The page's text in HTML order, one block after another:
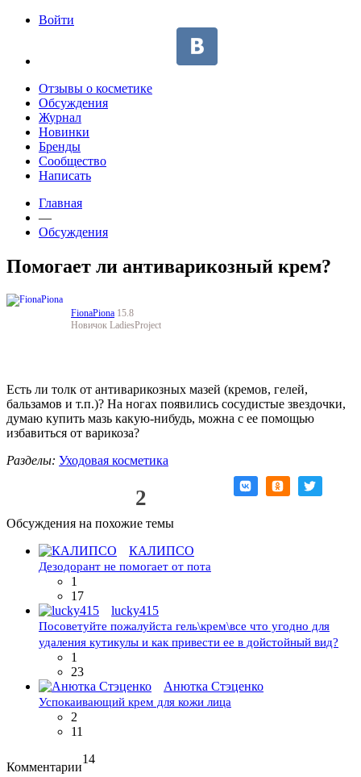
Jump to navigation
Войти
Отзывы о косметике
Обсуждения
Журнал
Новинки
Бренды
Сообщество
Написать
Главная
—
Обсуждения
Помогает ли антиварикозный крем?
FionaPiona 15.8
Новичок LadiesProject
Есть ли толк от антиварикозных мазей (кремов, гелей,
бальзамов и т.п.)? На ногах появились сосудистые звездочки,
думаю купить мазь какую-нибудь, можна с ее помощью
избавиться от варикоза?
Разделы: Уходовая косметика
2
Обсуждения на похожие темы
КАЛИПСО
Дезодорант не помогает от пота
1
17
lucky415
Посоветуйте пожалуйста гель\крем\все что угодно для
удаления кутикулы и как привести ее в дойстойный вид?
1
23
Анютка Стэценко
Успокаивающий крем для кожи лица
2
11
Комментарии
14